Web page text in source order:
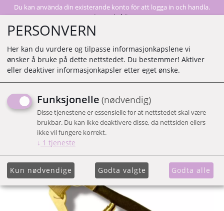
Du kan använda din existerande konto för att logga in och handla.
Logga in här
BOND CUTTER
PERSONVERN
Her kan du vurdere og tilpasse informasjonkapslene vi
ønsker å bruke på dette nettstedet. Du bestemmer! Aktiver
eller deaktiver informasjonkapsler etter eget ønske.
Funksjonelle (nødvendig)
Disse tjenestene er essensielle for at nettstedet skal være
brukbar. Du kan ikke deaktivere disse, da nettsiden ellers
ikke vil fungere korrekt.
↓ 1 tjeneste
Kun nødvendige Godta valgte Godta alle